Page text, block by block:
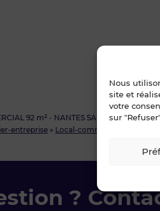
Nous
site et
votre
sur
entreprise » Local-commercial
92 m² - NANTES SAINT-MIHIEL
?